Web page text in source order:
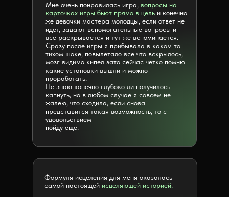
Мне очень понравилась игра, вопросы на
карточках игры бьют прямо в цель и конечно
же девочки мастера молодцы, если ответ не
идет, задают вспомогательные вопросы и
все раскрывается и тут же вспоминается.
Сразу после игры я прибывала в каком то
тихом шоке, повылетало все что вскрылось,
мозг видимо кипел зато сейчас четко помню
какие установки вышли и можно
проработать.
Не знаю конечно глубоко ли получилось
капнуть, но в любом случае я совсем не
жалею, что сходила, если снова
представится такая возможность, то с
удовольствием
пойду еще.
Формуля исцеления для меня оказалась
самой настоящей исцеляющей историей.